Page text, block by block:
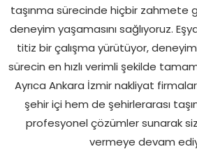
taşınma sürecinde hiçbir zahmete
deneyim yaşamasını sağlıyoruz.
titiz bir çalışma yürütüyor,
sürecin en hızlı verimli şekilde
Ayrıca Ankara İzmir nakliyat
şehir içi hem de şehirlerarası
profesyonel çözümler sunarak
vermeye devam